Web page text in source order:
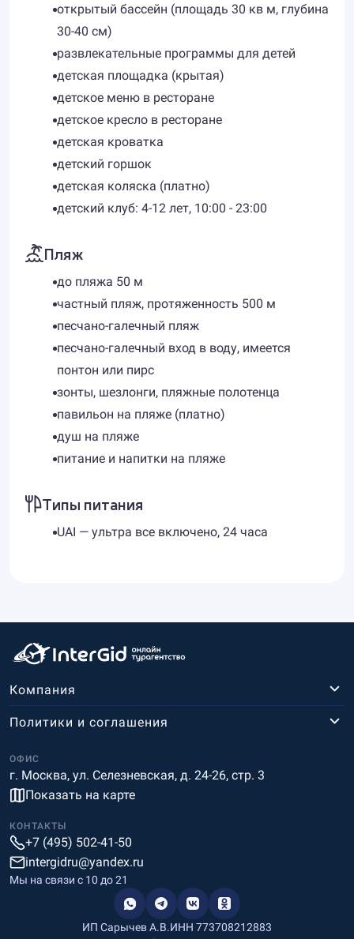
открытый бассейн (площадь 30 кв м, глубина
30-40 см)
развлекательные программы для детей
детская площадка (крытая)
детское меню в ресторане
детское кресло в ресторане
детская кроватка
детский горшок
детская коляска (платно)
детский клуб: 4-12 лет, 10:00 - 23:00
Пляж
до пляжа 50 м
частный пляж, протяженность 500 м
песчано-галечный пляж
песчано-галечный вход в воду, имеется
понтон или пирс
зонты, шезлонги, пляжные полотенца
павильон на пляже (платно)
душ на пляже
питание и напитки на пляже
Типы питания
UAI — ультра все включено, 24 часа
Компания
ОФИС
г. Москва, ул. Селезневская, д. 24-26, стр. 3
Показать на карте
Политики и соглашения
КОНТАКТЫ
+7 (495) 502-41-50
intergidru@yandex.ru
Мы на связи c 10 до 21
ИП Сарычев А.В.ИНН 773708212883